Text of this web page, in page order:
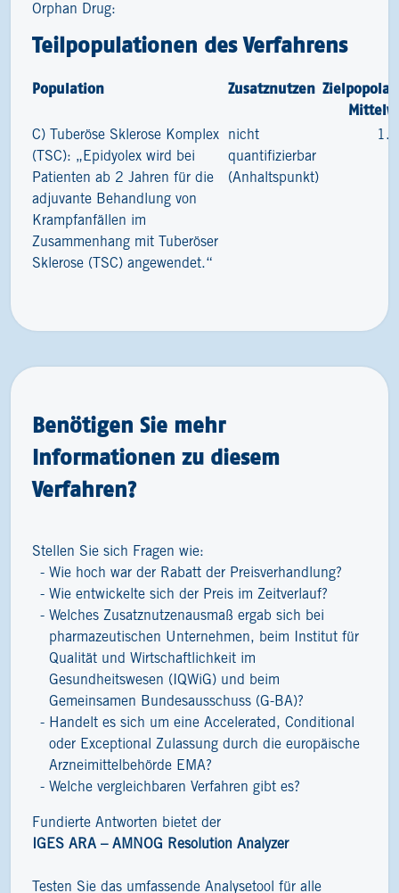
Orphan Drug:
Teilpopulationen des Verfahrens
Population Zusatznutzen
C) Tuberöse Sklerose Komplex
(TSC): „Epidyolex wird bei
Patienten ab 2 Jahren für die
adjuvante Behandlung von
Krampfanfällen im
Zusammenhang mit Tuberöser
Sklerose (TSC) angewendet.“
nicht
quantifizierbar
(Anhaltspunkt)
Benötigen Sie mehr
Informationen zu diesem
Verfahren?
Stellen Sie sich Fragen wie:
Wie hoch war der Rabatt der Preisverhandlung?
Wie entwickelte sich der Preis im Zeitverlauf?
Welches Zusatznutzenausmaß ergab sich bei
pharmazeutischen Unternehmen, beim Institut für
Qualität und Wirtschaftlichkeit im
Gesundheitswesen (IQWiG) und beim
Gemeinsamen Bundesausschuss (G-BA)?
Handelt es sich um eine Accelerated, Conditional
oder Exceptional Zulassung durch die europäische
Arzneimittelbehörde EMA?
Welche vergleichbaren Verfahren gibt es?
Fundierte Antworten bietet der
IGES ARA – AMNOG Resolution Analyzer
Testen Sie das umfassende Analysetool für alle